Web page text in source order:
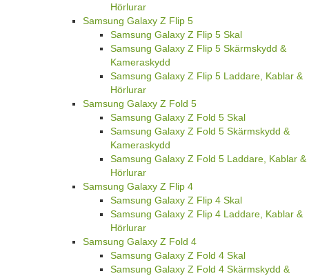
Hörlurar
Samsung Galaxy Z Flip 5
Samsung Galaxy Z Flip 5 Skal
Samsung Galaxy Z Flip 5 Skärmskydd &
Kameraskydd
Samsung Galaxy Z Flip 5 Laddare, Kablar &
Hörlurar
Samsung Galaxy Z Fold 5
Samsung Galaxy Z Fold 5 Skal
Samsung Galaxy Z Fold 5 Skärmskydd &
Kameraskydd
Samsung Galaxy Z Fold 5 Laddare, Kablar &
Hörlurar
Samsung Galaxy Z Flip 4
Samsung Galaxy Z Flip 4 Skal
Samsung Galaxy Z Flip 4 Laddare, Kablar &
Hörlurar
Samsung Galaxy Z Fold 4
Samsung Galaxy Z Fold 4 Skal
Samsung Galaxy Z Fold 4 Skärmskydd &